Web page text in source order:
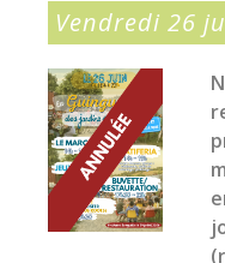
Vendredi 26